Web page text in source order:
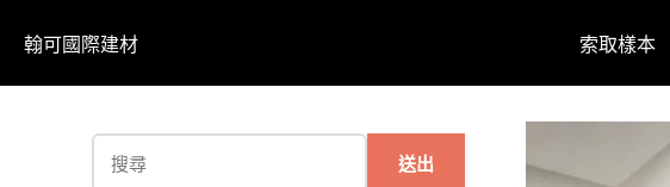
翰可國際建材 索取樣本
送出